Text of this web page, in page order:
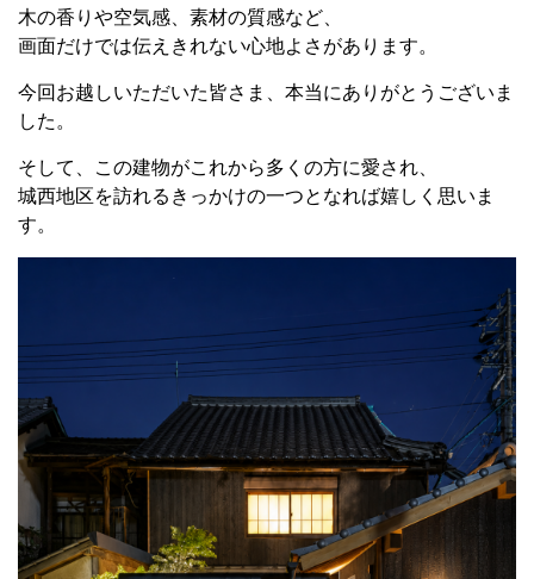
木の香りや空気感、素材の質感など、
画面だけでは伝えきれない心地よさがあります。
今回お越しいただいた皆さま、本当にありがとうございま
した。
そして、この建物がこれから多くの方に愛され、
城西地区を訪れるきっかけの一つとなれば嬉しく思いま
す。